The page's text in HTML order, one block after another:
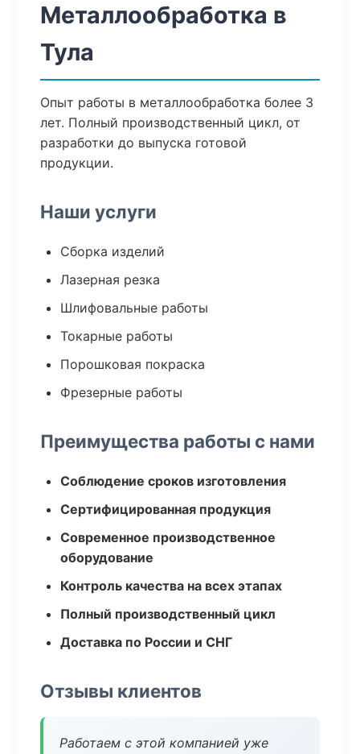
Металлообработка в
Тула
Опыт работы в металлообработка более 3
лет. Полный производственный цикл, от
разработки до выпуска готовой
продукции.
Наши услуги
Сборка изделий
Лазерная резка
Шлифовальные работы
Токарные работы
Порошковая покраска
Фрезерные работы
Преимущества работы с нами
Соблюдение сроков изготовления
Сертифицированная продукция
Современное производственное
оборудование
Контроль качества на всех этапах
Полный производственный цикл
Доставка по России и СНГ
Отзывы клиентов
Работаем с этой компанией уже